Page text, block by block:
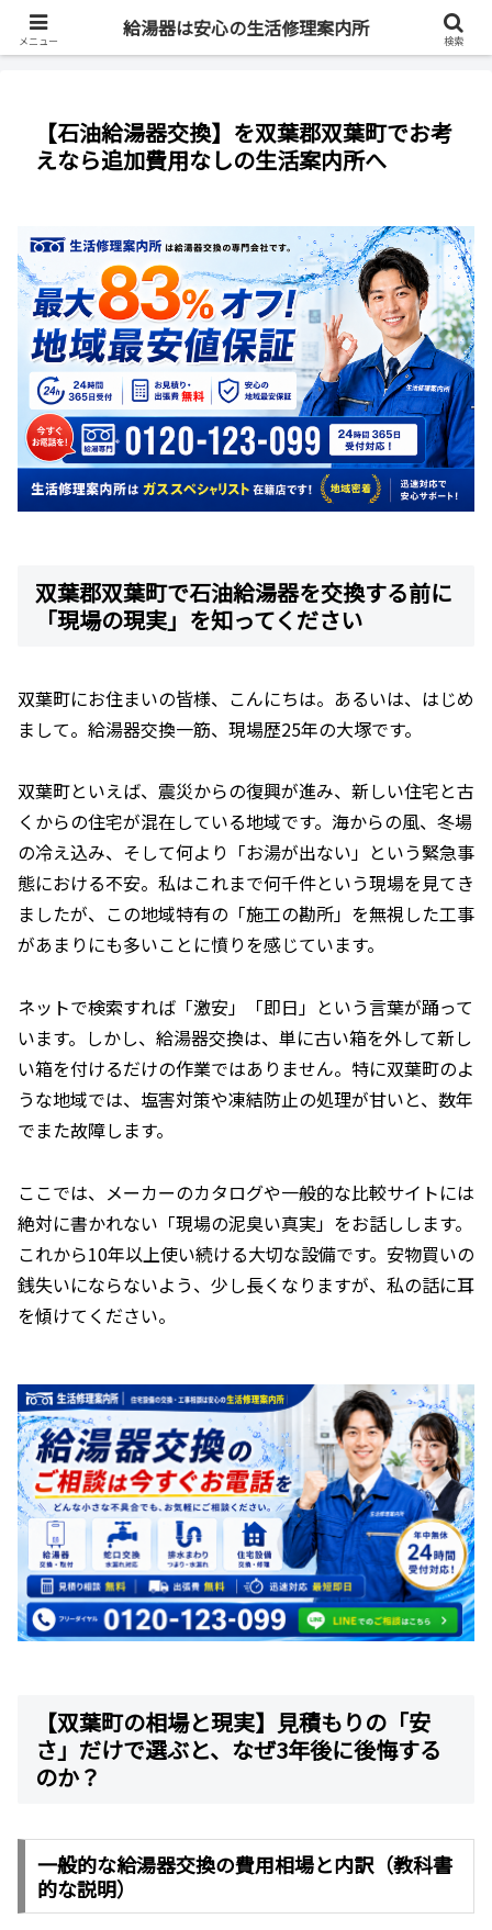
最短即日・全国対応・最大83%OFF
【石油給湯器交換】を双葉郡双葉町でお考
えなら追加費用なしの生活案内所へ
双葉郡双葉町で石油給湯器を交換する前に
「現場の現実」を知ってください
双葉町にお住まいの皆様、こんにちは。あるいは、はじめ
まして。給湯器交換一筋、現場歴25年の大塚です。
双葉町といえば、震災からの復興が進み、新しい住宅と古
くからの住宅が混在している地域です。海からの風、冬場
の冷え込み、そして何より「お湯が出ない」という緊急事
態における不安。私はこれまで何千件という現場を見てき
ましたが、この地域特有の「施工の勘所」を無視した工事
があまりにも多いことに憤りを感じています。
ネットで検索すれば「激安」「即日」という言葉が踊って
います。しかし、給湯器交換は、単に古い箱を外して新し
い箱を付けるだけの作業ではありません。特に双葉町のよ
うな地域では、塩害対策や凍結防止の処理が甘いと、数年
でまた故障します。
ここでは、メーカーのカタログや一般的な比較サイトには
絶対に書かれない「現場の泥臭い真実」をお話しします。
これから10年以上使い続ける大切な設備です。安物買いの
銭失いにならないよう、少し長くなりますが、私の話に耳
を傾けてください。
【双葉町の相場と現実】見積もりの「安
さ」だけで選ぶと、なぜ3年後に後悔する
のか？
一般的な給湯器交換の費用相場と内訳（教科書
的な説明）
メニュー
給湯器は安心の生活修理案内所
検索